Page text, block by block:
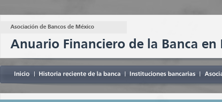
Asociación de Bancos de México
Anuario Financiero de la Banca en